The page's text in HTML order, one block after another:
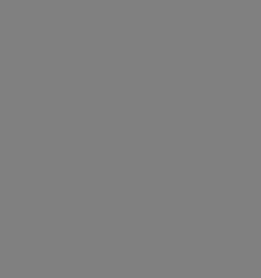
Adult education